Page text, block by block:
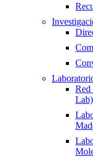
Red
Lab)